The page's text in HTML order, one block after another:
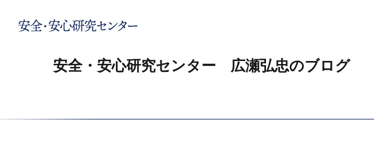
安全・安心研究センター 広瀬弘忠のブログ